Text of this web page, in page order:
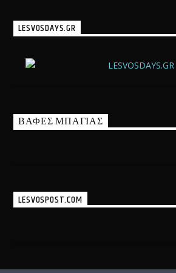
LESVOSDAYS.GR
ΒΑΦΕΣ ΜΠΑΓΙΑΣ
LESVOSPOST.COM